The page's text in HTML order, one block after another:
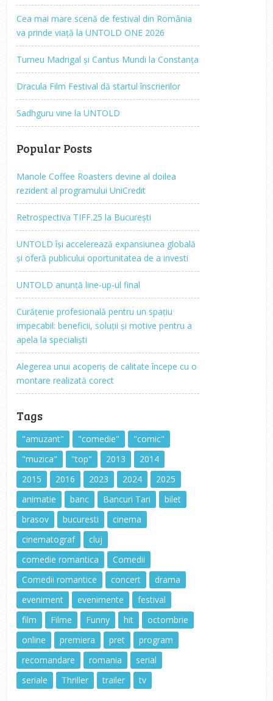
Cea mai mare scenă de festival din România
va prinde viață la UNTOLD ONE 2026
Turneu Madrigal și Cantus Mundi la Constanța
Dracula Film Festival dă startul înscrierilor
Sadhguru vine la UNTOLD
Popular Posts
Manole Coffee Roasters devine al doilea
rezident al programului UniCredit
Retrospectiva TIFF.25 la București
UNTOLD își accelerează expansiunea globală
și oferă publicului oportunitatea de a investi
UNTOLD anunță line-up-ul final
Curățenie profesională pentru un spațiu
impecabil: beneficii, soluții și motive pentru a
apela la specialiști
Alegerea unui acoperiș de calitate începe cu o
montare realizată corect
Tags
"amuzant" "comedie"
"comic"
"muzica"
"top" 2013
2014
2015
2016 2023 2024
2025
animatie
banc Bancuri Tari
bilet
brasov
bucuresti
cinema
cinematograf
cluj
comedie romantica
Comedii
Comedii romantice
concert
drama
eveniment
evenimente
festival
film
Filme Funny hit
octombrie
online
premiera pret
program
recomandare
romania
serial
seriale
Thriller trailer tv